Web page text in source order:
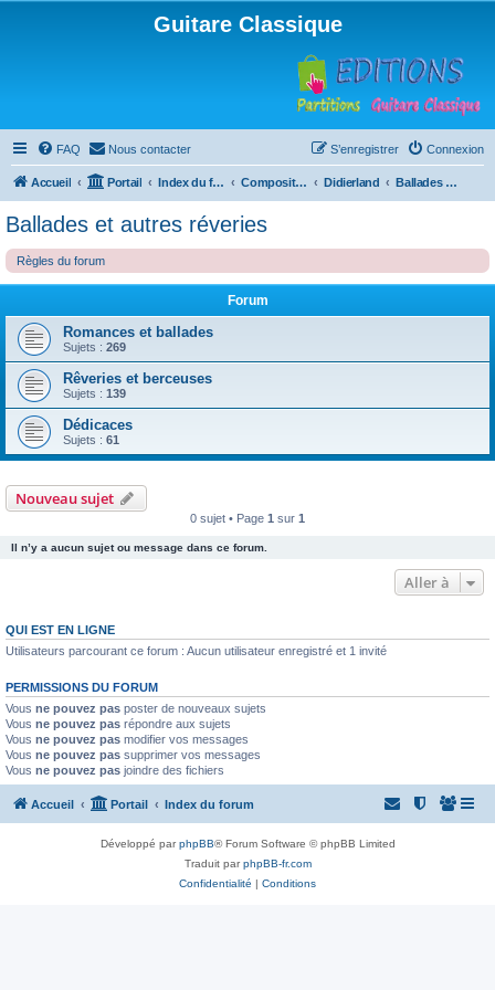
Guitare Classique
FAQ Nous contacter Connexion
S’enregistrer
Accueil Portail Index du forum Compositions Didierland Ballades et autres réveries
Ballades et autres réveries
Règles du forum
Forum
Romances et ballades
Sujets : 269
Rêveries et berceuses
Sujets : 139
Dédicaces
Sujets : 61
Nouveau sujet
0 sujet • Page 1 sur 1
Il n’y a aucun sujet ou message dans ce forum.
Aller à
QUI EST EN LIGNE
Utilisateurs parcourant ce forum : Aucun utilisateur enregistré et 1 invité
PERMISSIONS DU FORUM
Vous ne pouvez pas poster de nouveaux sujets
Vous ne pouvez pas répondre aux sujets
Vous ne pouvez pas modifier vos messages
Vous ne pouvez pas supprimer vos messages
Vous ne pouvez pas joindre des fichiers
Accueil Portail Index du forum
Développé parphpBB® Forum Software © phpBB Limited
Traduit parphpBB-fr.com
Confidentialité | Conditions